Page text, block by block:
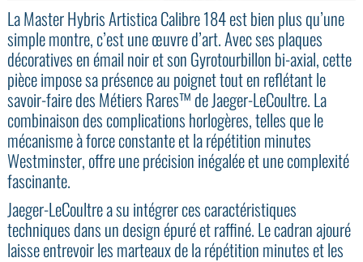
La Master Hybris Artistica Calibre 184 est bien plus qu’une
simple montre, c’est une œuvre d’art. Avec ses plaques
décoratives en émail noir et son Gyrotourbillon bi-axial, cette
pièce impose sa présence au poignet tout en reflétant le
savoir-faire des Métiers Rares™ de Jaeger-LeCoultre. La
combinaison des complications horlogères, telles que le
mécanisme à force constante et la répétition minutes
Westminster, offre une précision inégalée et une complexité
fascinante.
Jaeger-LeCoultre a su intégrer ces caractéristiques
techniques dans un design épuré et raffiné. Le cadran ajouré
laisse entrevoir les marteaux de la répétition minutes et les